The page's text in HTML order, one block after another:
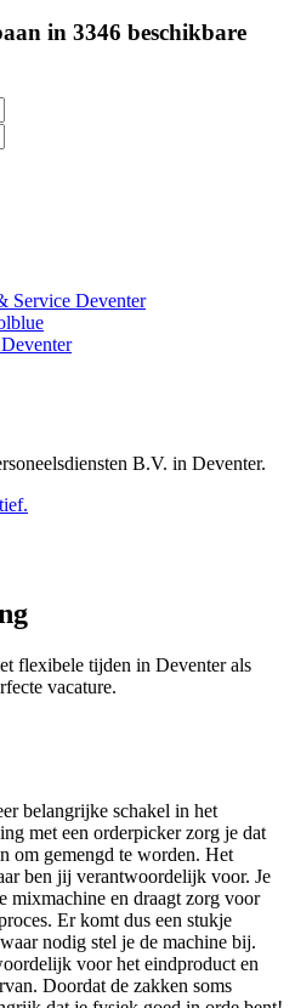
in 3346 beschikbare
Service Deventer
B.V. in Deventer.
flexibele tijden in Deventer als
vacature.
belangrijke schakel in het
met een orderpicker zorg je dat
om gemengd te worden. Het
ben jij verantwoordelijk voor. Je
mixmachine en draagt zorg voor
Er komt dus een stukje
nodig stel je de machine bij.
voor het eindproduct en
Doordat de zakken soms